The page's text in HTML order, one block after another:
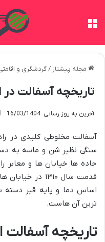
مجله پیشتاز /گردشگری و
تاریخچه آسفالت در
آخرین به روز رسانی: 16/03/1404
آسفالت مخلوطی کلیدی در
سنگی نظیر شن و ماسه به
جاده ها خیابان ها و معابر
قدمت سال ۱۳۱۰
اساس دما و پایه قیر دسته
ترین آن هاست.
تاریخچه آسفالت